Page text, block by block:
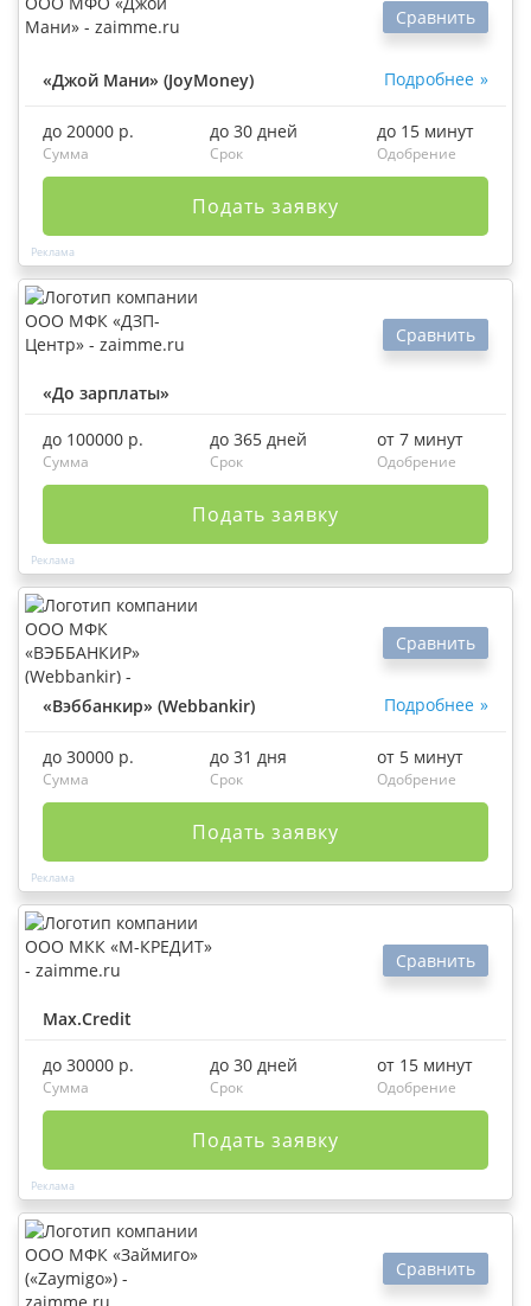
«Джой Мани» (JoyMoney) Подробнее
Сравнить
до 20000 р.
Сумма
до 30 дней
Срок
до 15 минут
Одобрение
Подать заявку
«До зарплаты»
Сравнить
до 100000 р.
Сумма
до 365 дней
Срок
от 7 минут
Одобрение
Подать заявку
«Вэббанкир» (Webbankir) Подробнее
Сравнить
до 30000 р.
Сумма
до 31 дня
Срок
от 5 минут
Одобрение
Подать заявку
Max.Credit
Сравнить
до 30000 р.
Сумма
до 30 дней
Срок
от 15 минут
Одобрение
Подать заявку
Сравнить